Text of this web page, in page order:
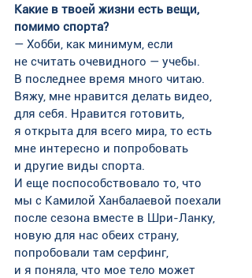
Какие в твоей жизни есть вещи,
помимо спорта?
— Хобби, как минимум, если
не считать очевидного — учебы.
В последнее время много читаю.
Вяжу, мне нравится делать видео,
для себя. Нравится готовить,
я открыта для всего мира, то есть
мне интересно и попробовать
и другие виды спорта.
И еще поспособствовало то, что
мы с Камилой Ханбалаевой поехали
после сезона вместе в Шри-Ланку,
новую для нас обеих страну,
попробовали там серфинг,
и я поняла, что мое тело может